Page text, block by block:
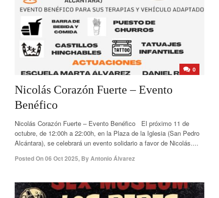
0
Nicolás Corazón Fuerte – Evento
Benéfico
Nicolás Corazón Fuerte – Evento Benéfico El próximo 11 de
octubre, de 12:00h a 22:00h, en la Plaza de la Iglesia (San Pedro
Alcántara), se celebrará un evento solidario a favor de Nicolás....
Posted On06 Oct 2025, ByAntonio Álvarez